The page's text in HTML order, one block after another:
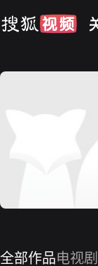
全部作品电视剧